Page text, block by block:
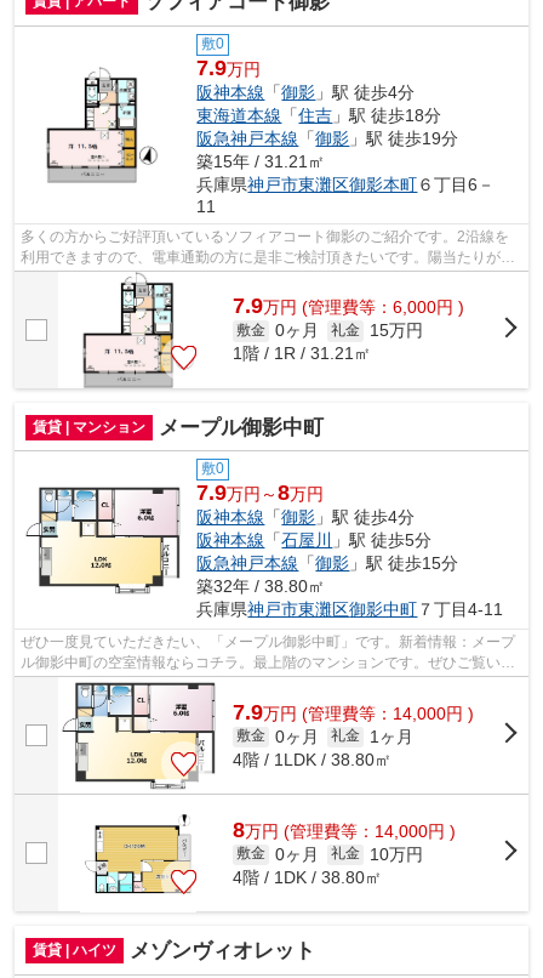
敷0
7.9万円
阪神本線 「御影 」駅 徒歩4分
東海道本線 「住吉 」駅 徒歩18分
阪急神戸本線 「御影 」駅 徒歩19分
築15年 / 31.21㎡
兵庫県神戸市東灘区御影本町６丁目6－
11
多くの方からご好評頂いているソフィアコート御影のご紹介です。2沿線を
利用できますので、電車通勤の方に是非ご検討頂きたいです。陽当たりが良
いので、洗濯物が臭わずに乾きます。使...
7.9万円 (管理費等：6,000円 )
敷金 0ヶ月 礼金
15万円
1階 / 1R / 31.21㎡
賃貸 | マンション メープル御影中町
敷0
7.9万円～8万円
阪神本線 「御影 」駅 徒歩4分
阪神本線 「石屋川
」駅 徒歩5分
阪急神戸本線 「御影 」駅 徒歩15分
築32年 / 38.80㎡
兵庫県神戸市東灘区御影中町 ７丁目4-11
ぜひ一度見ていただきたい、「メープル御影中町」です。新着情報：メープ
ル御影中町の空室情報ならコチラ。最上階のマンションです。ぜひご覧いた
だきたい賃貸物件です。神戸市東灘区...
7.9万円 (管理費等：14,000円 )
敷金 0ヶ月 礼金
1ヶ月
4階 / 1LDK / 38.80㎡
8万円 (管理費等：14,000円 )
敷金 0ヶ月 礼金
10万円
4階 / 1DK / 38.80㎡
賃貸 | ハイツ メゾンヴィオレット